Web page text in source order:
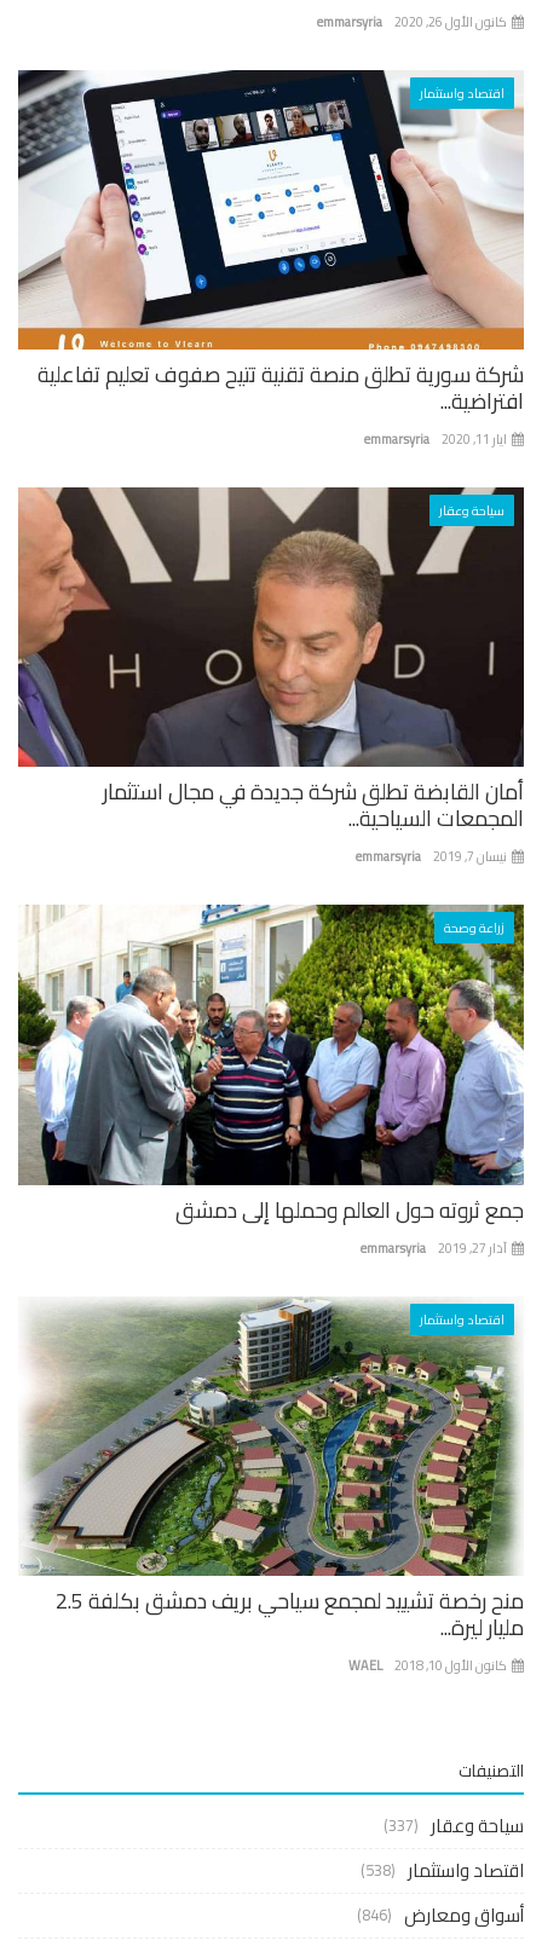
emmarsyria كانون الأول 26, 2020
اقتصاد واستثمار
شركة سورية تطلق منصة تقنية تتيح صفوف تعليم تفاعلية
افتراضية...
emmarsyria ايار 11, 2020
سياحة وعقار
أمان القابضة تطلق شركة جديدة في مجال استثمار
المجمعات السياحية...
emmarsyria نيسان 7, 2019
زراعة وصحة
جمع ثروته حول العالم وحملها إلى دمشق
emmarsyria آذار 27, 2019
اقتصاد واستثمار
منح رخصة تشييد لمجمع سياحي بريف دمشق بكلفة 2.5
مليار ليرة...
WAEL كانون الأول 10, 2018
التصنيفات
سياحة وعقار (337)
اقتصاد واستثمار (538)
أسواق ومعارض (846)